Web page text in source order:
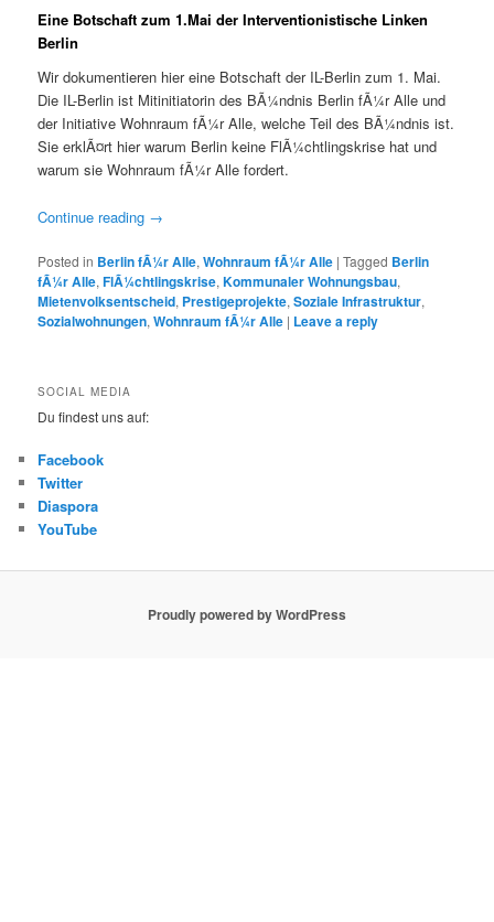
Eine Botschaft zum 1.Mai der Interventionistische Linken
Berlin
Wir dokumentieren hier eine Botschaft der IL-Berlin zum 1. Mai.
Die IL-Berlin ist Mitinitiatorin des BÃ¼ndnis Berlin fÃ¼r Alle und
der Initiative Wohnraum fÃ¼r Alle, welche Teil des BÃ¼ndnis ist.
Sie erklÃ¤rt hier warum Berlin keine FlÃ¼chtlingskrise hat und
warum sie Wohnraum fÃ¼r Alle fordert.
Continue reading →
Posted in Berlin fÃ¼r Alle,Wohnraum fÃ¼r Alle |Tagged Berlin
fÃ¼r Alle,FlÃ¼chtlingskrise,Kommunaler Wohnungsbau,
Mietenvolksentscheid, Prestigeprojekte,Soziale Infrastruktur,
Sozialwohnungen,Wohnraum fÃ¼r Alle | Leave a reply
SOCIAL MEDIA
Du findest uns auf:
Facebook
Twitter
Diaspora
YouTube
Proudly powered by WordPress